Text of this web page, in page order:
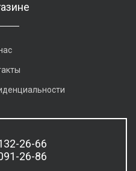
26-66
26-86